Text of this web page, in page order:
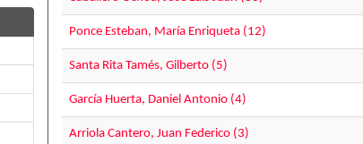
Ponce Esteban, María Enriqueta (12)
Santa Rita Tamés, Gilberto (5)
García Huerta, Daniel Antonio (4)
Arriola Cantero, Juan Federico (3)